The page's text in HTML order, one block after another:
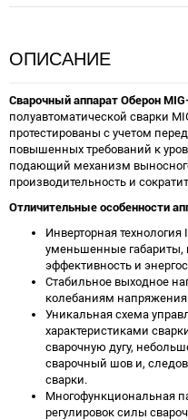
ОПИСАНИЕ
Сварочный аппарат Оберон
полуавтоматической сварки
протестированы с учетом
повышенных требований к
подающий механизм
производительность и
Отличительные особенности
Инверторная технология
уменьшенные габариты,
эффективность и
Стабильное выходное
колебаниям напряжения
Уникальная схема
характеристиками
сварочную дугу,
сварочный шов и,
сварки.
Многофункциональная
регулировок силы